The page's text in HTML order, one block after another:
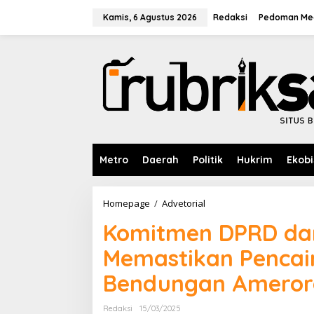
Kamis, 6 Agustus 2026 Redaksi Pedoman
Metro Daerah Politik Hukrim
Homepage / Advetorial
m
t
m
e
n
Komitmen DPRD
Memastikan
Bendungan
Redaksi
15/03/2025